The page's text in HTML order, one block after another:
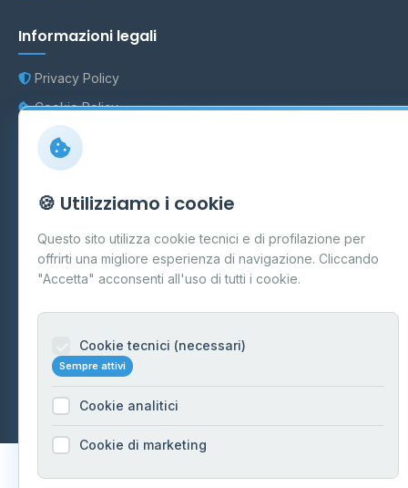
Informazioni legali
Privacy Policy
Cookie Policy
Preferenze Cookie
Mappa del sito
Contattaci
info@distributori-gpl.it
© 2026 - Distributori di GPL -AF Project Software Agency
Carpi
Dati forniti da Ministero delle Imprese e del Made in Italy
🍪 Utilizziamo i cookie
Questo sito utilizza cookie tecnici e di profilazione per
offrirti una migliore esperienza di navigazione. Cliccando
"Accetta" acconsenti all'uso di tutti i cookie.
Cookie tecnici (necessari)
Sempre attivi
Cookie analitici
Cookie di marketing